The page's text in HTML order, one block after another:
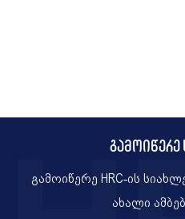
გამოიწერე
გამოიწერე HRC-ის
ახალი